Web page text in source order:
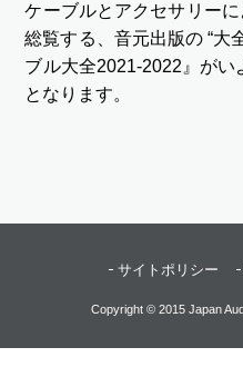
ケーブルとアクセサリー
総覧する、音元出版の “大
ブル大全2021-2022』が
となります。
サイトポリシー
Copyright © 2015 Japan